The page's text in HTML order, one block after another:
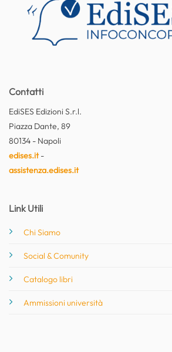
Contatti
EdiSES Edizioni S.r.l.
Piazza Dante, 89
80134 - Napoli
edises.it-
assistenza.edises.it
Link Utili
Chi Siamo
Social & Comunity
Catalogo libri
Ammissioni università